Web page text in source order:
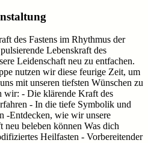
des Fastens im Rhythmus der
Lebenskraft des
Leidenschaft neu zu entfachen.
nutzen wir diese feurige Zeit, um
mit unseren tiefsten Wünschen zu
wir: - Die klärende Kraft des
- In die tiefe Symbolik und
-Entdecken, wie wir unsere
neu beleben können Was dich
Heilfasten - Vorbereitender